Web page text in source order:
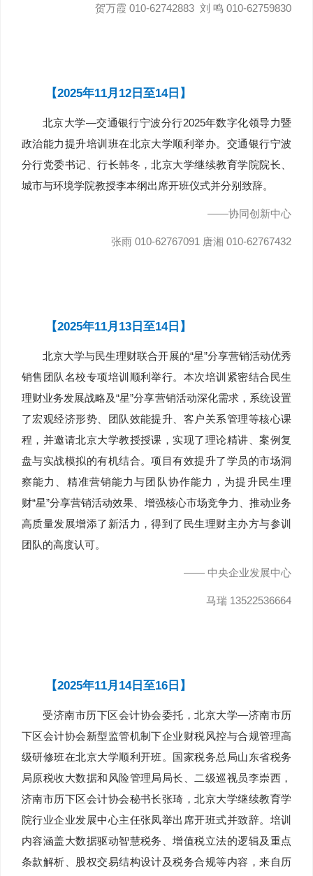
贺万霞 010-62742883 刘 鸣 010-62759830
【2025年11月12日至14日】
北京大学—交通银行宁波分行2025年数字化领导力暨
政治能力提升培训班在北京大学顺利举办。交通银行宁波
分行党委书记、行长韩冬，北京大学继续教育学院院长、
城市与环境学院教授李本纲出席开班仪式并分别致辞。
——协同创新中心
张雨 010-62767091 唐湘 010-62767432
【2025年11月13日至14日】
北京大学与民生理财联合开展的“星”分享营销活动优秀
销售团队名校专项培训顺利举行。本次培训紧密结合民生
理财业务发展战略及“星”分享营销活动深化需求，系统设置
了宏观经济形势、团队效能提升、客户关系管理等核心课
程，并邀请北京大学教授授课，实现了理论精讲、案例复
盘与实战模拟的有机结合。项目有效提升了学员的市场洞
察能力、精准营销能力与团队协作能力，为提升民生理
财“星”分享营销活动效果、增强核心市场竞争力、推动业务
高质量发展增添了新活力，得到了民生理财主办方与参训
团队的高度认可。
—— 中央企业发展中心
马瑞 13522536664
【2025年11月14日至16日】
受济南市历下区会计协会委托，北京大学—济南市历
下区会计协会新型监管机制下企业财税风控与合规管理高
级研修班在北京大学顺利开班。国家税务总局山东省税务
局原税收大数据和风险管理局局长、二级巡视员李崇西，
济南市历下区会计协会秘书长张琦，北京大学继续教育学
院行业企业发展中心主任张凤举出席开班式并致辞。培训
内容涵盖大数据驱动智慧税务、增值税立法的逻辑及重点
条款解析、股权交易结构设计及税务合规等内容，来自历